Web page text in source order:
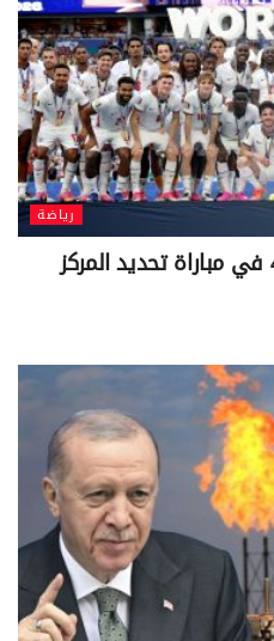
رياضة
إنجلترا تتغلب على فرنسا 6-4 في مباراة تحديد المركز